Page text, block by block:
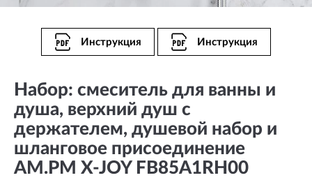
Инструкция Инструкция
Набор: смеситель для ванны и
душа, верхний душ с
держателем, душевой набор и
шланговое присоединение
AM.PM X-JOY FB85A1RH00